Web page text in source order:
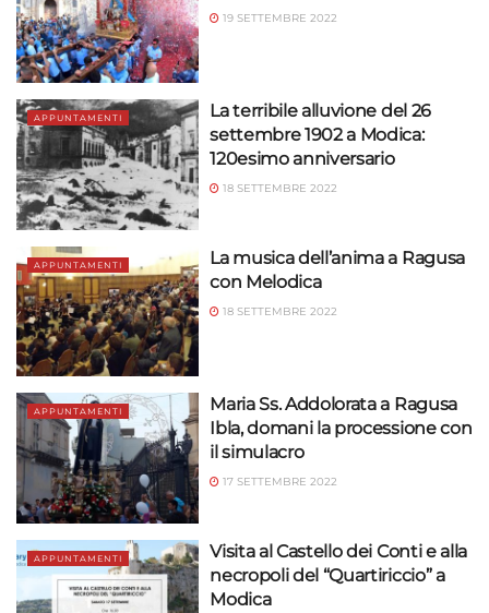
19 SETTEMBRE 2022
APPUNTAMENTI
La terribile alluvione del 26
settembre 1902 a Modica:
120esimo anniversario
18 SETTEMBRE 2022
APPUNTAMENTI
La musica dell’anima a Ragusa
con Melodica
18 SETTEMBRE 2022
APPUNTAMENTI
Maria Ss. Addolorata a Ragusa
Ibla, domani la processione con
il simulacro
17 SETTEMBRE 2022
APPUNTAMENTI
Visita al Castello dei Conti e alla
necropoli del “Quartiriccio” a
Modica